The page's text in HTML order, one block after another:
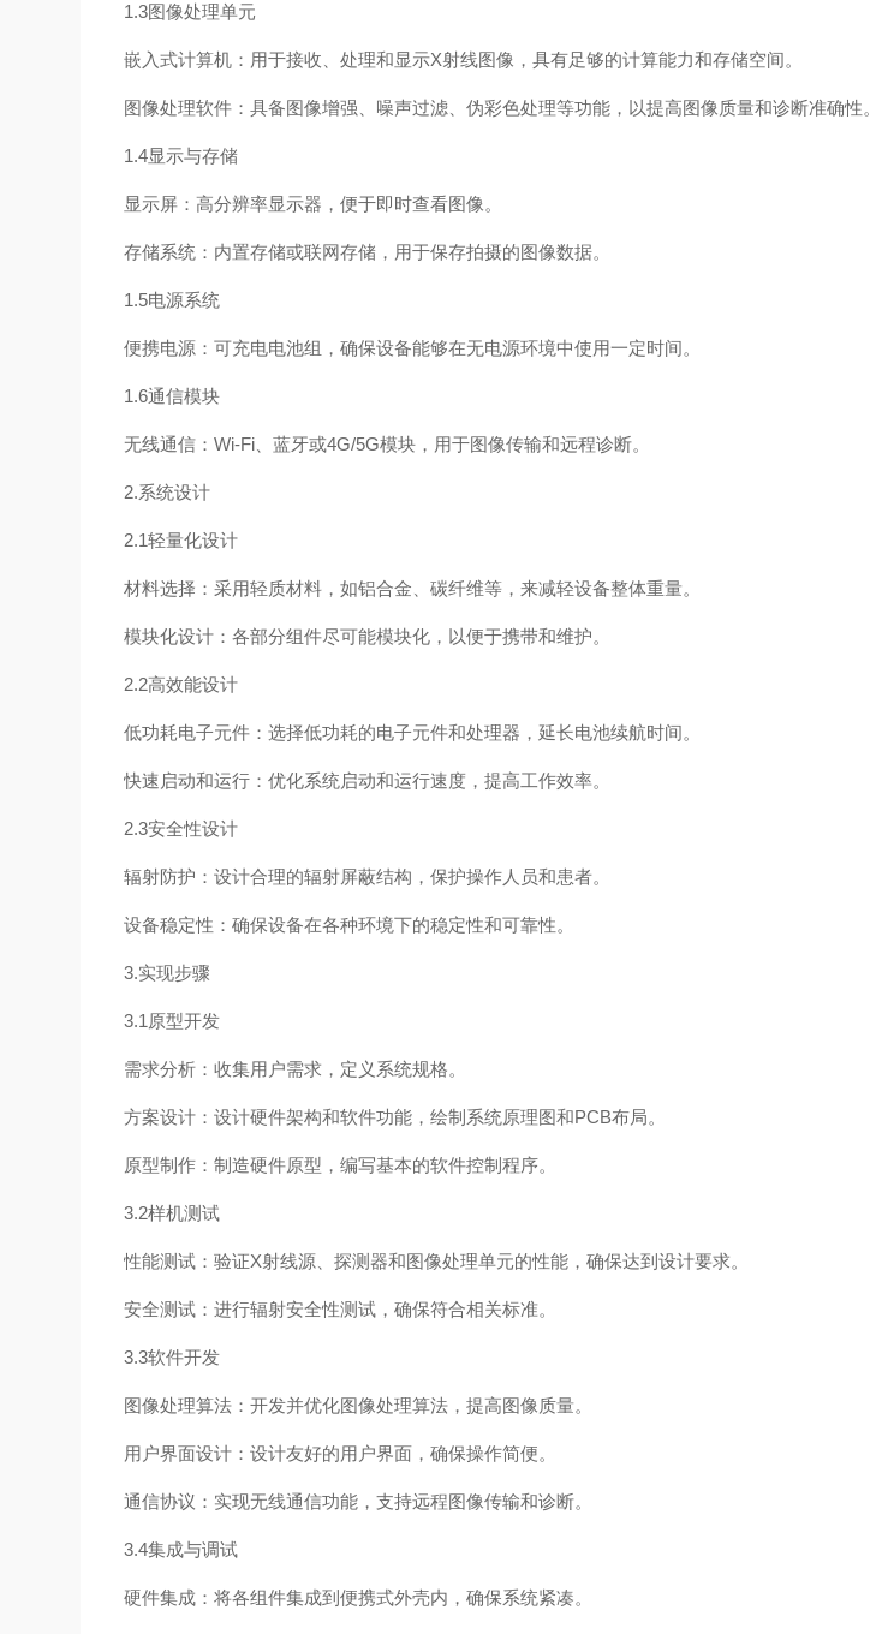
1.3图像处理单元
嵌入式计算机：用于接收、处理和显示X射线图像，具有足够的计算能力和存储空间。
图像处理软件：具备图像增强、噪声过滤、伪彩色处理等功能，以提高图像质量和诊断准确性。
1.4显示与存储
显示屏：高分辨率显示器，便于即时查看图像。
存储系统：内置存储或联网存储，用于保存拍摄的图像数据。
1.5电源系统
便携电源：可充电电池组，确保设备能够在无电源环境中使用一定时间。
1.6通信模块
无线通信：Wi-Fi、蓝牙或4G/5G模块，用于图像传输和远程诊断。
2.系统设计
2.1轻量化设计
材料选择：采用轻质材料，如铝合金、碳纤维等，来减轻设备整体重量。
模块化设计：各部分组件尽可能模块化，以便于携带和维护。
2.2高效能设计
低功耗电子元件：选择低功耗的电子元件和处理器，延长电池续航时间。
快速启动和运行：优化系统启动和运行速度，提高工作效率。
2.3安全性设计
辐射防护：设计合理的辐射屏蔽结构，保护操作人员和患者。
设备稳定性：确保设备在各种环境下的稳定性和可靠性。
3.实现步骤
3.1原型开发
需求分析：收集用户需求，定义系统规格。
方案设计：设计硬件架构和软件功能，绘制系统原理图和PCB布局。
原型制作：制造硬件原型，编写基本的软件控制程序。
3.2样机测试
性能测试：验证X射线源、探测器和图像处理单元的性能，确保达到设计要求。
安全测试：进行辐射安全性测试，确保符合相关标准。
3.3软件开发
图像处理算法：开发并优化图像处理算法，提高图像质量。
用户界面设计：设计友好的用户界面，确保操作简便。
通信协议：实现无线通信功能，支持远程图像传输和诊断。
3.4集成与调试
硬件集成：将各组件集成到便携式外壳内，确保系统紧凑。